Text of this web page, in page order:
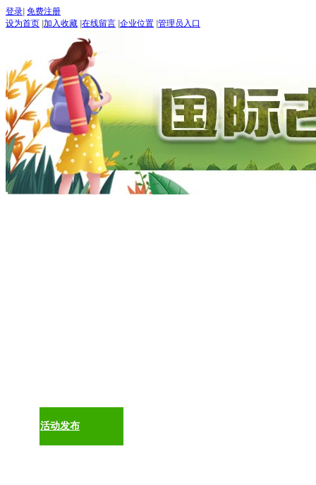
登录 免费注册
设为首页 加入收藏 在线留言 企业位置 管理员入口
活动发布
五月
进